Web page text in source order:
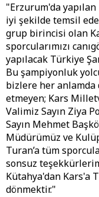
"Erzurum'da yapılan
iyi şekilde temsil
grup birincisi olan
sporcularımızı
yapılacak Türkiye
Bu şampiyonluk
bizlere her
etmeyen; Kars
Valimiz Sayın Ziya
Sayın Mehmet
Müdürümüz ve
Turan’a tüm
sonsuz
Kütahya'dan Kars'a
dönmektir."